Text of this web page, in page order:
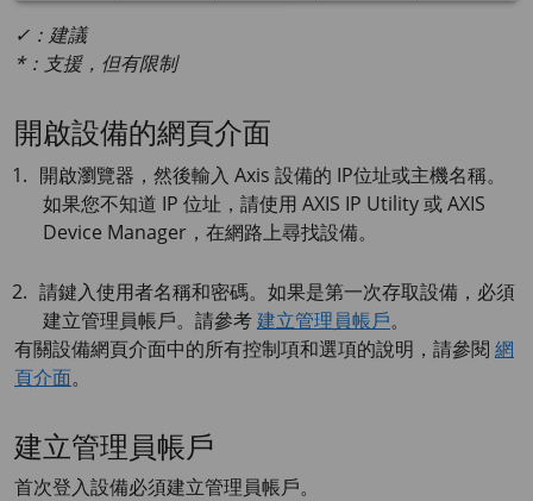
✓：建議
*：支援，但有限制
開啟設備的網頁介面
開啟瀏覽器，然後輸入 Axis 設備的 IP位址或主機名稱。
如果您不知道 IP 位址，請使用 AXIS IP Utility 或AXIS
Device Manager，在網路上尋找設備。
請鍵入使用者名稱和密碼。如果是第一次存取設備，必須
建立管理員帳戶。請參考建立管理員帳戶。
有關設備網頁介面中的所有控制項和選項的說明，請參閱 網
頁介面。
建立管理員帳戶
首次登入設備必須建立管理員帳戶。